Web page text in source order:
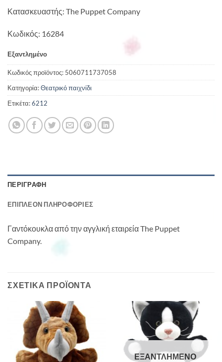
Κατασκευαστής: The Puppet Company
Κωδικός: 16284
Εξαντλημένο
Κωδικός προϊόντος: 5060711737058
Κατηγορία:Θεατρικό παιχνίδι
Ετικέτα:6212
ΠΕΡΙΓΡΑΦΉ
ΕΠΙΠΛΈΟΝ ΠΛΗΡΟΦΟΡΊΕΣ
Γαντόκουκλα από την αγγλική εταιρεία The Puppet
Company.
ΣΧΕΤΙΚΆ ΠΡΟΪΌΝΤΑ
ΕΞΑΝΤΛΗΜΈΝΟ